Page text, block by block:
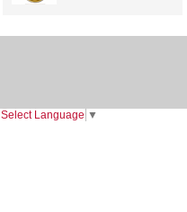
Select Language ▼